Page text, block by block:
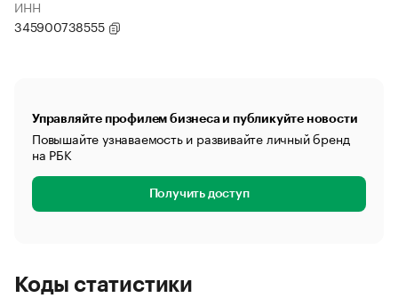
ИНН
345900738555
Управляйте профилем бизнеса и публикуйте новости
Повышайте узнаваемость и развивайте личный бренд
на РБК
Получить доступ
Коды статистики